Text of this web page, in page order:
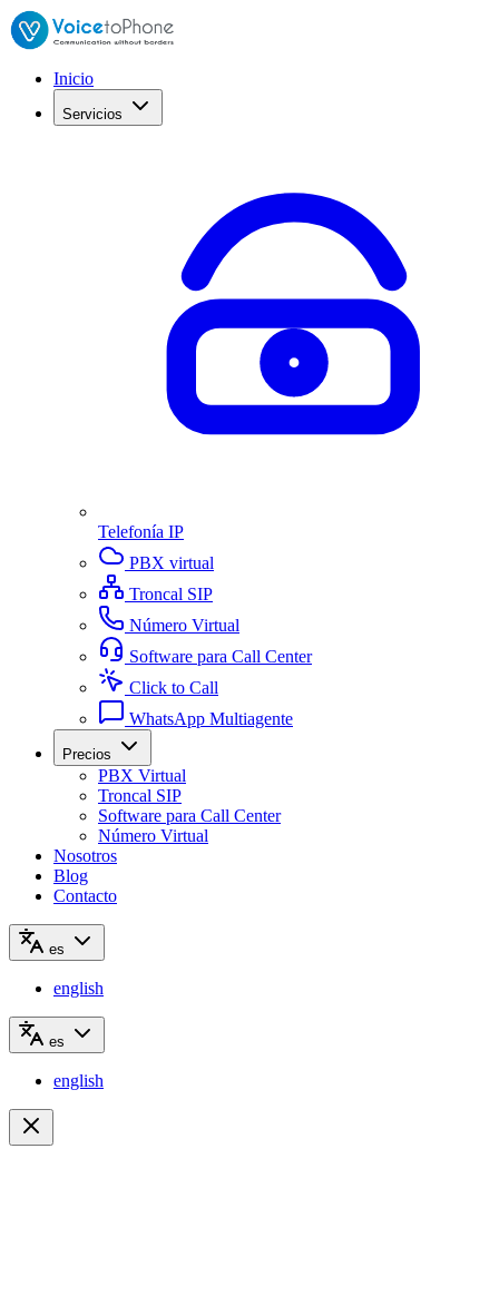
Inicio
Servicios
Telefonía IP
PBX virtual
Troncal SIP
Número Virtual
Software para Call Center
Click to Call
WhatsApp Multiagente
Precios
PBX Virtual
Troncal SIP
Software para Call Center
Número Virtual
Nosotros
Blog
Contacto
es
english
es
english